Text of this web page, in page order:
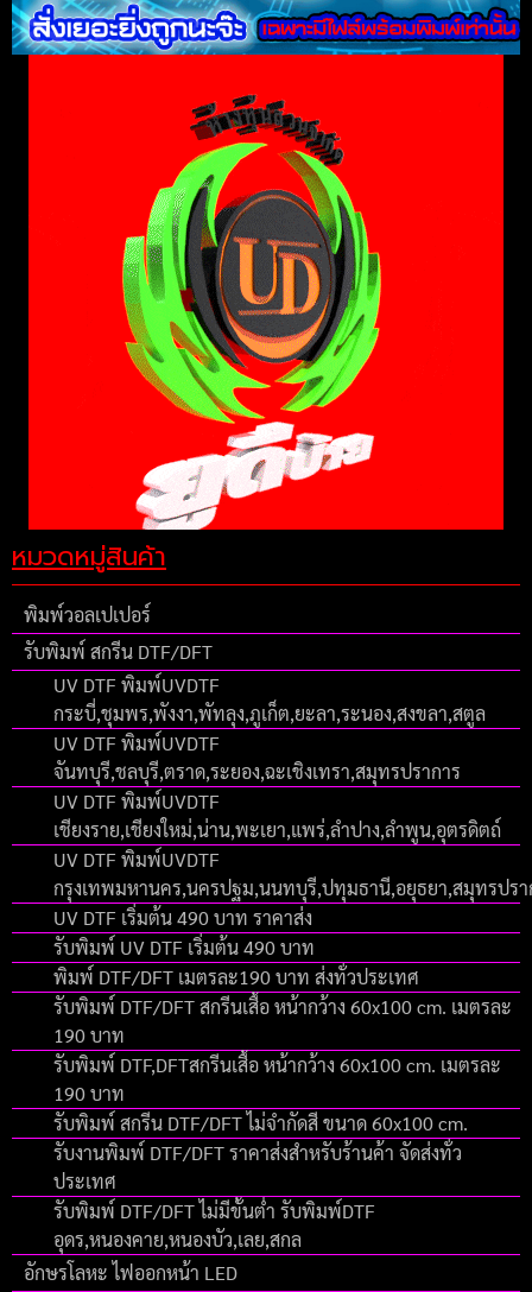
หมวดหมู่สินค้า
พิมพ์วอลเปเปอร์
รับพิมพ์ สกรีน DTF/DFT
UV DTF พิมพ์UVDTF
กระบี่,ชุมพร,พังงา,พัทลุง,ภูเก็ต,ยะลา,ระนอง,สงขลา,สตูล
UV DTF พิมพ์UVDTF
จันทบุรี,ชลบุรี,ตราด,ระยอง,ฉะเชิงเทรา,สมุทรปราการ
UV DTF พิมพ์UVDTF
เชียงราย,เชียงใหม่,น่าน,พะเยา,แพร่,ลำปาง,ลำพูน,อุตรดิตถ์
UV DTF พิมพ์UVDTF
กรุงเทพมหานคร,นครปฐม,นนทบุรี,ปทุมธานี,อยุธยา,สมุทรปร
UV DTF เริ่มต้น 490 บาท ราคาส่ง
รับพิมพ์ UV DTF เริ่มต้น 490 บาท
พิมพ์ DTF/DFT เมตรละ190 บาท ส่งทั่วประเทศ
รับพิมพ์ DTF/DFT สกรีนเสื้อ หน้ากว้าง 60x100 cm. เมตรละ
190 บาท
รับพิมพ์ DTF,DFTสกรีนเสื้อ หน้ากว้าง 60x100 cm. เมตรละ
190 บาท
รับพิมพ์ สกรีน DTF/DFT ไม่จำกัดสี ขนาด 60x100 cm.
รับงานพิมพ์ DTF/DFT ราคาส่งสำหรับร้านค้า จัดส่งทั่ว
ประเทศ
รับพิมพ์ DTF/DFT ไม่มีขั้นต่ำ รับพิมพ์DTF
อุดร,หนองคาย,หนองบัว,เลย,สกล
อักษรโลหะ ไฟออกหน้า LED